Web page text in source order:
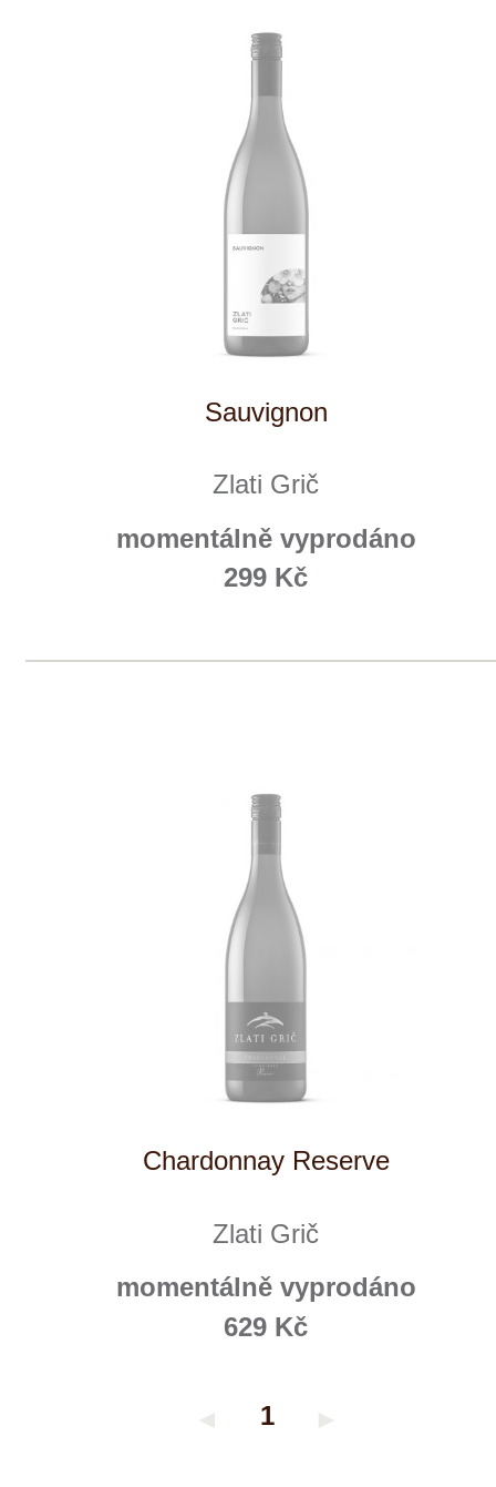
Tento web využívá k analýze návštěvnosti
soubory cookie a službu Google Analytics.
Používáním tohoto webu s tím souhlasíte